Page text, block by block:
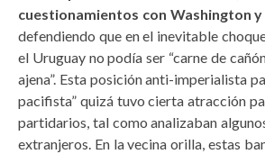
cuestionamientos con Washington y
defendiendo que en el inevitable
el Uruguay no podía ser “carne de
ajena”. Esta posición anti-imperialista
pacifista” quizá tuvo cierta atracción
partidarios, tal como analizaban
extranjeros. En la vecina orilla, estas